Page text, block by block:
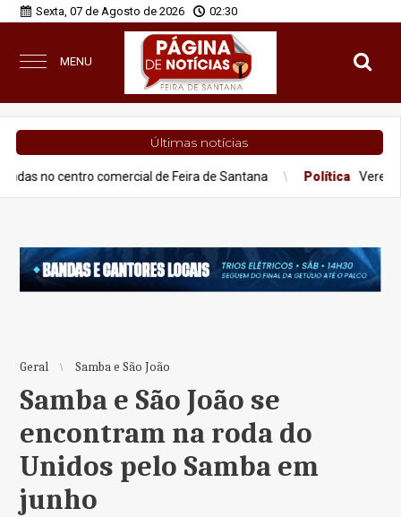
Sexta, 07 de Agosto de 2026 02:30
MENU
Últimas notícias
comercial de Feira de Santana Política Vereadores são
Geral Samba e São João
Samba e São João se
encontram na roda do
Unidos pelo Samba em
junho